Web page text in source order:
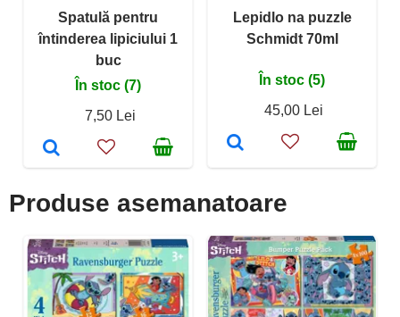
Spatulă pentru
întinderea lipiciului 1
buc
În stoc (7)
7,50 Lei
Lepidlo na puzzle
Schmidt 70ml
În stoc (5)
45,00 Lei
Produse asemanatoare